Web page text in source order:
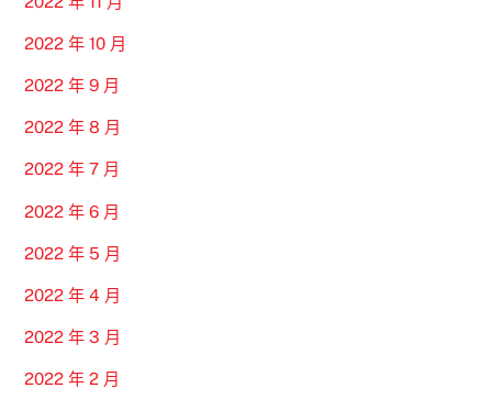
2022 年 10 月
2022 年 9 月
2022 年 8 月
2022 年 7 月
2022 年 6 月
2022 年 5 月
2022 年 4 月
2022 年 3 月
2022 年 2 月